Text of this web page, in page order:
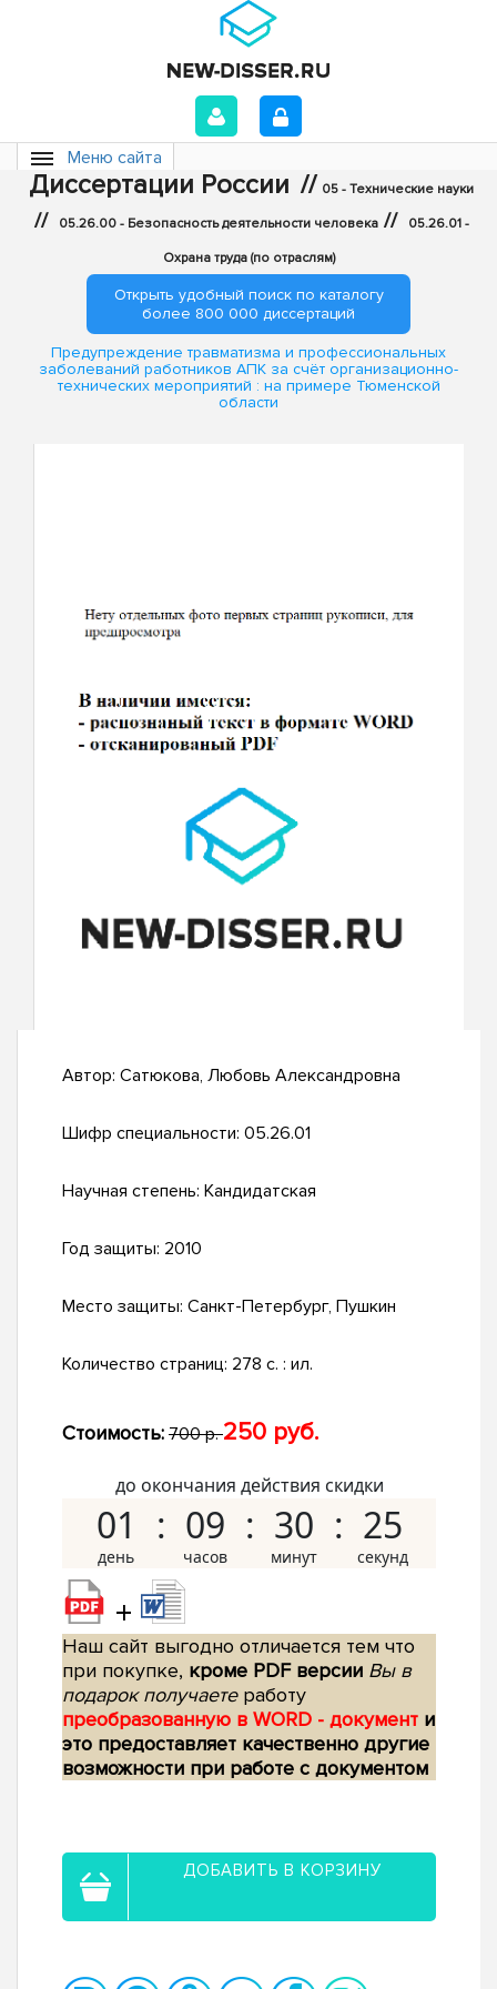
Меню сайта
Диссертации России // 05 - Технические науки
// 05.26.00 - Безопасность деятельности человека // 05.26.01 -
Охрана труда (по отраслям)
Открыть удобный поиск по каталогу
более 800 000 диссертаций
Предупреждение травматизма и профессиональных
заболеваний работников АПК за счёт организационно-
технических мероприятий : на примере Тюменской
области
Автор: Сатюкова, Любовь Александровна
Шифр специальности: 05.26.01
Научная степень: Кандидатская
Год защиты: 2010
Место защиты: Санкт-Петербург, Пушкин
Количество страниц: 278 с. : ил.
Стоимость: 700 р.250 руб.
до окончания действия скидки
01 09 30 24
+
Наш сайт выгодно отличается тем что
при покупке, кроме PDF версии Вы в
подарок получаетеработу
преобразованную в WORD - документ и
это предоставляет качественно другие
возможности при работе с документом
ДОБАВИТЬ В КОРЗИНУ